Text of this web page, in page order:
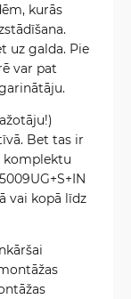
kurās
uz galda. Pie
var pat
Bet tas ir
komplektu
vai kopā līdz